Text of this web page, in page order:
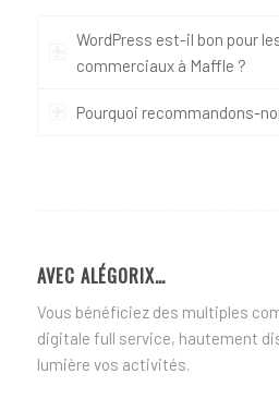
WordPress est-il bon pour
commerciaux à Maffle ?
Pourquoi recommandons-
AVEC ALÉGORIX…
Vous bénéficiez des multiples
digitale full service, hautement
lumière vos activités.